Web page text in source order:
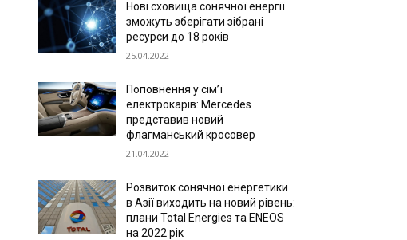
Нові сховища сонячної енергії
зможуть зберігати зібрані
ресурси до 18 років
25.04.2022
Поповнення у сім’ї
електрокарів: Mercedes
представив новий
флагманський кросовер
21.04.2022
Розвиток сонячної енергетики
в Азії виходить на новий рівень:
плани Total Energies та ENEOS
на 2022 рік